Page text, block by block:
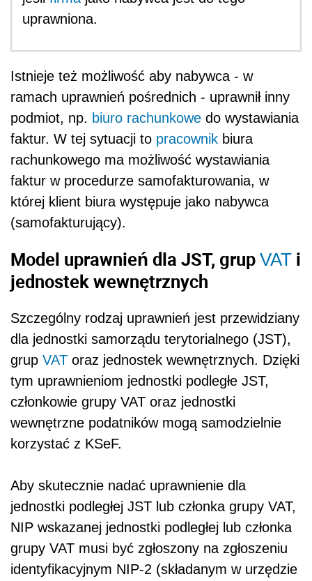
uprawniona.
Istnieje też możliwość aby nabywca - w
ramach uprawnień pośrednich - uprawnił inny
podmiot, np. biuro rachunkowe do wystawiania
faktur. W tej sytuacji to pracownik biura
rachunkowego ma możliwość wystawiania
faktur w procedurze samofakturowania, w
której klient biura występuje jako nabywca
(samofakturujący).
Model uprawnień dla JST, grup VAT i
jednostek wewnętrznych
Szczególny rodzaj uprawnień jest przewidziany
dla jednostki samorządu terytorialnego (JST),
grup VAT oraz jednostek wewnętrznych. Dzięki
tym uprawnieniom jednostki podległe JST,
członkowie grupy VAT oraz jednostki
wewnętrzne podatników mogą samodzielnie
korzystać z KSeF.
Aby skutecznie nadać uprawnienie dla
jednostki podległej JST lub członka grupy VAT,
NIP wskazanej jednostki podległej lub członka
grupy VAT musi być zgłoszony na zgłoszeniu
identyfikacyjnym NIP-2 (składanym w urzędzie